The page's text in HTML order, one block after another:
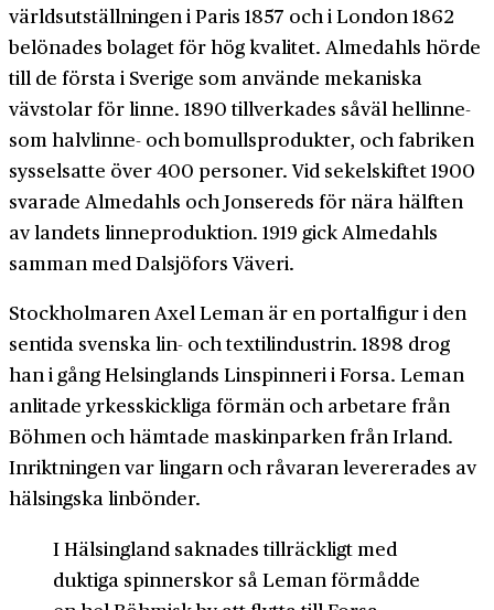
världs­utställningen i Paris 1857 och i London 1862
belönades bolaget för hög kvalitet. Almedahls hörde
till de första i Sverige som använde mekaniska
vävstolar för linne. 1890 tillverkades såväl hellinne-
som halvlinne- och bomulls­produkter, och fabriken
sysselsatte över 400 personer. Vid sekelskiftet 1900
svarade Almedahls och Jonsereds för nära hälften
av landets linne­produktion. 1919 gick Almedahls
samman med Dalsjöfors Väveri.
Stockholmaren Axel Leman är en portalfigur i den
sentida svenska lin- och textilindustrin. 1898 drog
han i gång Helsinglands Linspinneri i Forsa. Leman
anlitade yrkes­skickliga förmän och arbetare från
Böhmen och hämtade maskin­parken från Irland.
Inriktningen var lingarn och rå­varan levererades av
hälsingska lin­bönder.
I Hälsingland saknades tillräckligt med
duktiga spinnerskor så Leman förmådde